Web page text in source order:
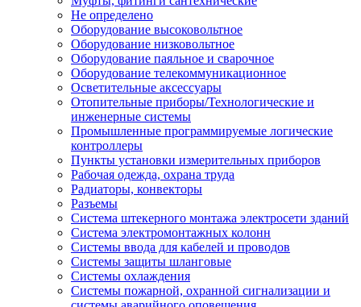
Не определено
Оборудование высоковольтное
Оборудование низковольтное
Оборудование паяльное и сварочное
Оборудование телекоммуникационное
Осветительные аксессуары
Отопительные приборы/Технологические и
инженерные системы
Промышленные программируемые логические
контроллеры
Пункты установки измерительных приборов
Рабочая одежда, охрана труда
Радиаторы, конвекторы
Разъемы
Система штекерного монтажа электросети зданий
Система электромонтажных колонн
Системы ввода для кабелей и проводов
Системы защиты шланговые
Системы охлаждения
Системы пожарной, охранной сигнализации и